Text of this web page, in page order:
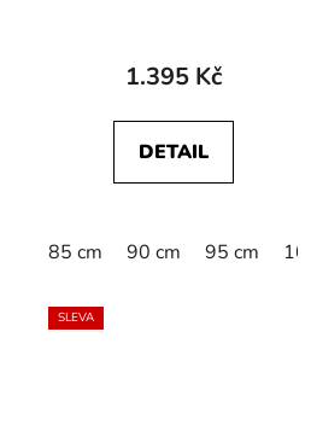
1.395 Kč
DETAIL
85 cm 90 cm 95 cm
SLEVA